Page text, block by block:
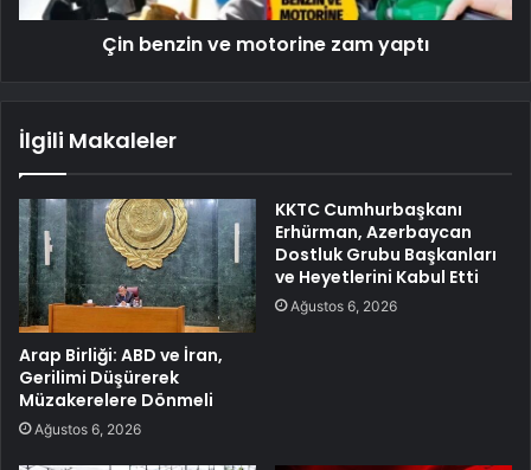
Çin benzin ve motorine zam yaptı
İlgili Makaleler
Arap Birliği: ABD ve İran,
Gerilimi Düşürerek
Müzakerelere Dönmeli
Ağustos 6, 2026
KKTC Cumhurbaşkanı
Erhürman, Azerbaycan
Dostluk Grubu Başkanları
ve Heyetlerini Kabul Etti
Ağustos 6, 2026